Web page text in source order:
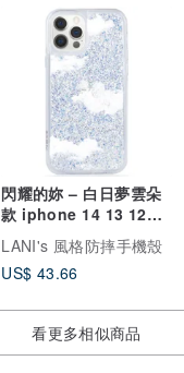
閃耀的妳 – 白日夢雲朵
款 iphone 14 13 12
pro max mini 手機殼
LANI's 風格防摔手機殼
US$ 43.66
看更多相似商品